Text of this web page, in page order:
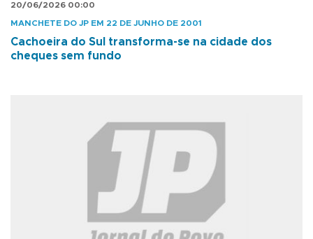
20/06/2026 00:00
MANCHETE DO JP EM 22 DE JUNHO DE 2001
Cachoeira do Sul transforma-se na cidade dos
cheques sem fundo